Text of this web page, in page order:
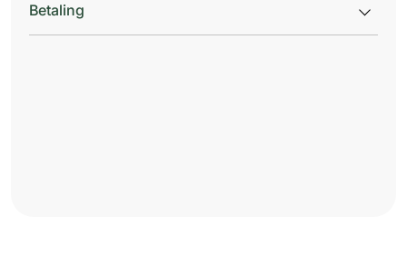
Betaling